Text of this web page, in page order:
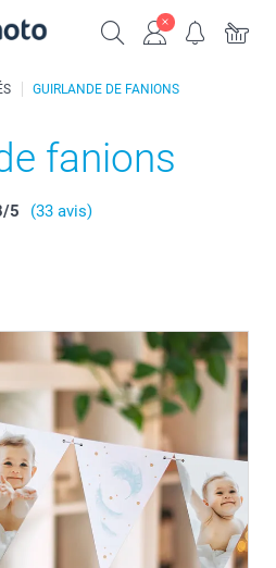
GUIRLANDE DE FANIONS
fanions
/5 (33 avis)